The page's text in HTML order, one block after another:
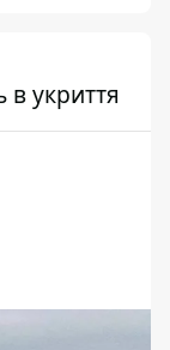
в укриття